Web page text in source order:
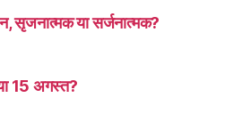
सृजनात्मक या सर्जनात्मक?
15 अगस्त?